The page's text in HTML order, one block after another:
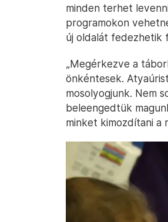
minden terhet
programokon
új oldalát fedezhetik
„Megérkezve a
önkéntesek.
mosolyogjunk. Nem
beleengedtük
minket kimozdítani a